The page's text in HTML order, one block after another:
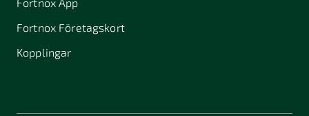
Fortnox Företagskort
Kopplingar